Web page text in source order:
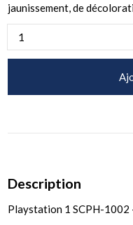
jaunissement, de
Description
Playstation 1 SCPH-